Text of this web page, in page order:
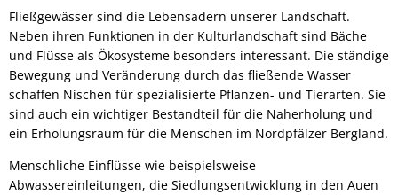
Natur-Erlebnisbad
Verbandsgemeindewerke
Heiraten
Bildung
Vereine
Sprechtage der Deutschen
Feuerwehren
Umwelt, Planen, Bauen
Notfallvorsorge
Stellenanzeigen & Praktika
Öffentliche Bekanntmachungen
Ausschreibungen
Termine für das Bürgerbüro
Fundbüro
Gästeführungen
Veranstaltungen
Übernachten
Gastronomie
Regionale Produkte
Fließgewässer sind die Lebensadern unserer Landschaft.
Neben ihren Funktionen in der Kulturlandschaft sind Bäche
und Flüsse als Ökosysteme besonders interessant. Die ständige
Bewegung und Veränderung durch das fließende Wasser
schaffen Nischen für spezialisierte Pflanzen- und Tierarten. Sie
sind auch ein wichtiger Bestandteil für die Naherholung und
ein Erholungsraum für die Menschen im Nordpfälzer Bergland.
Menschliche Einflüsse wie beispielsweise
Abwassereinleitungen, die Siedlungsentwicklung in den Auen